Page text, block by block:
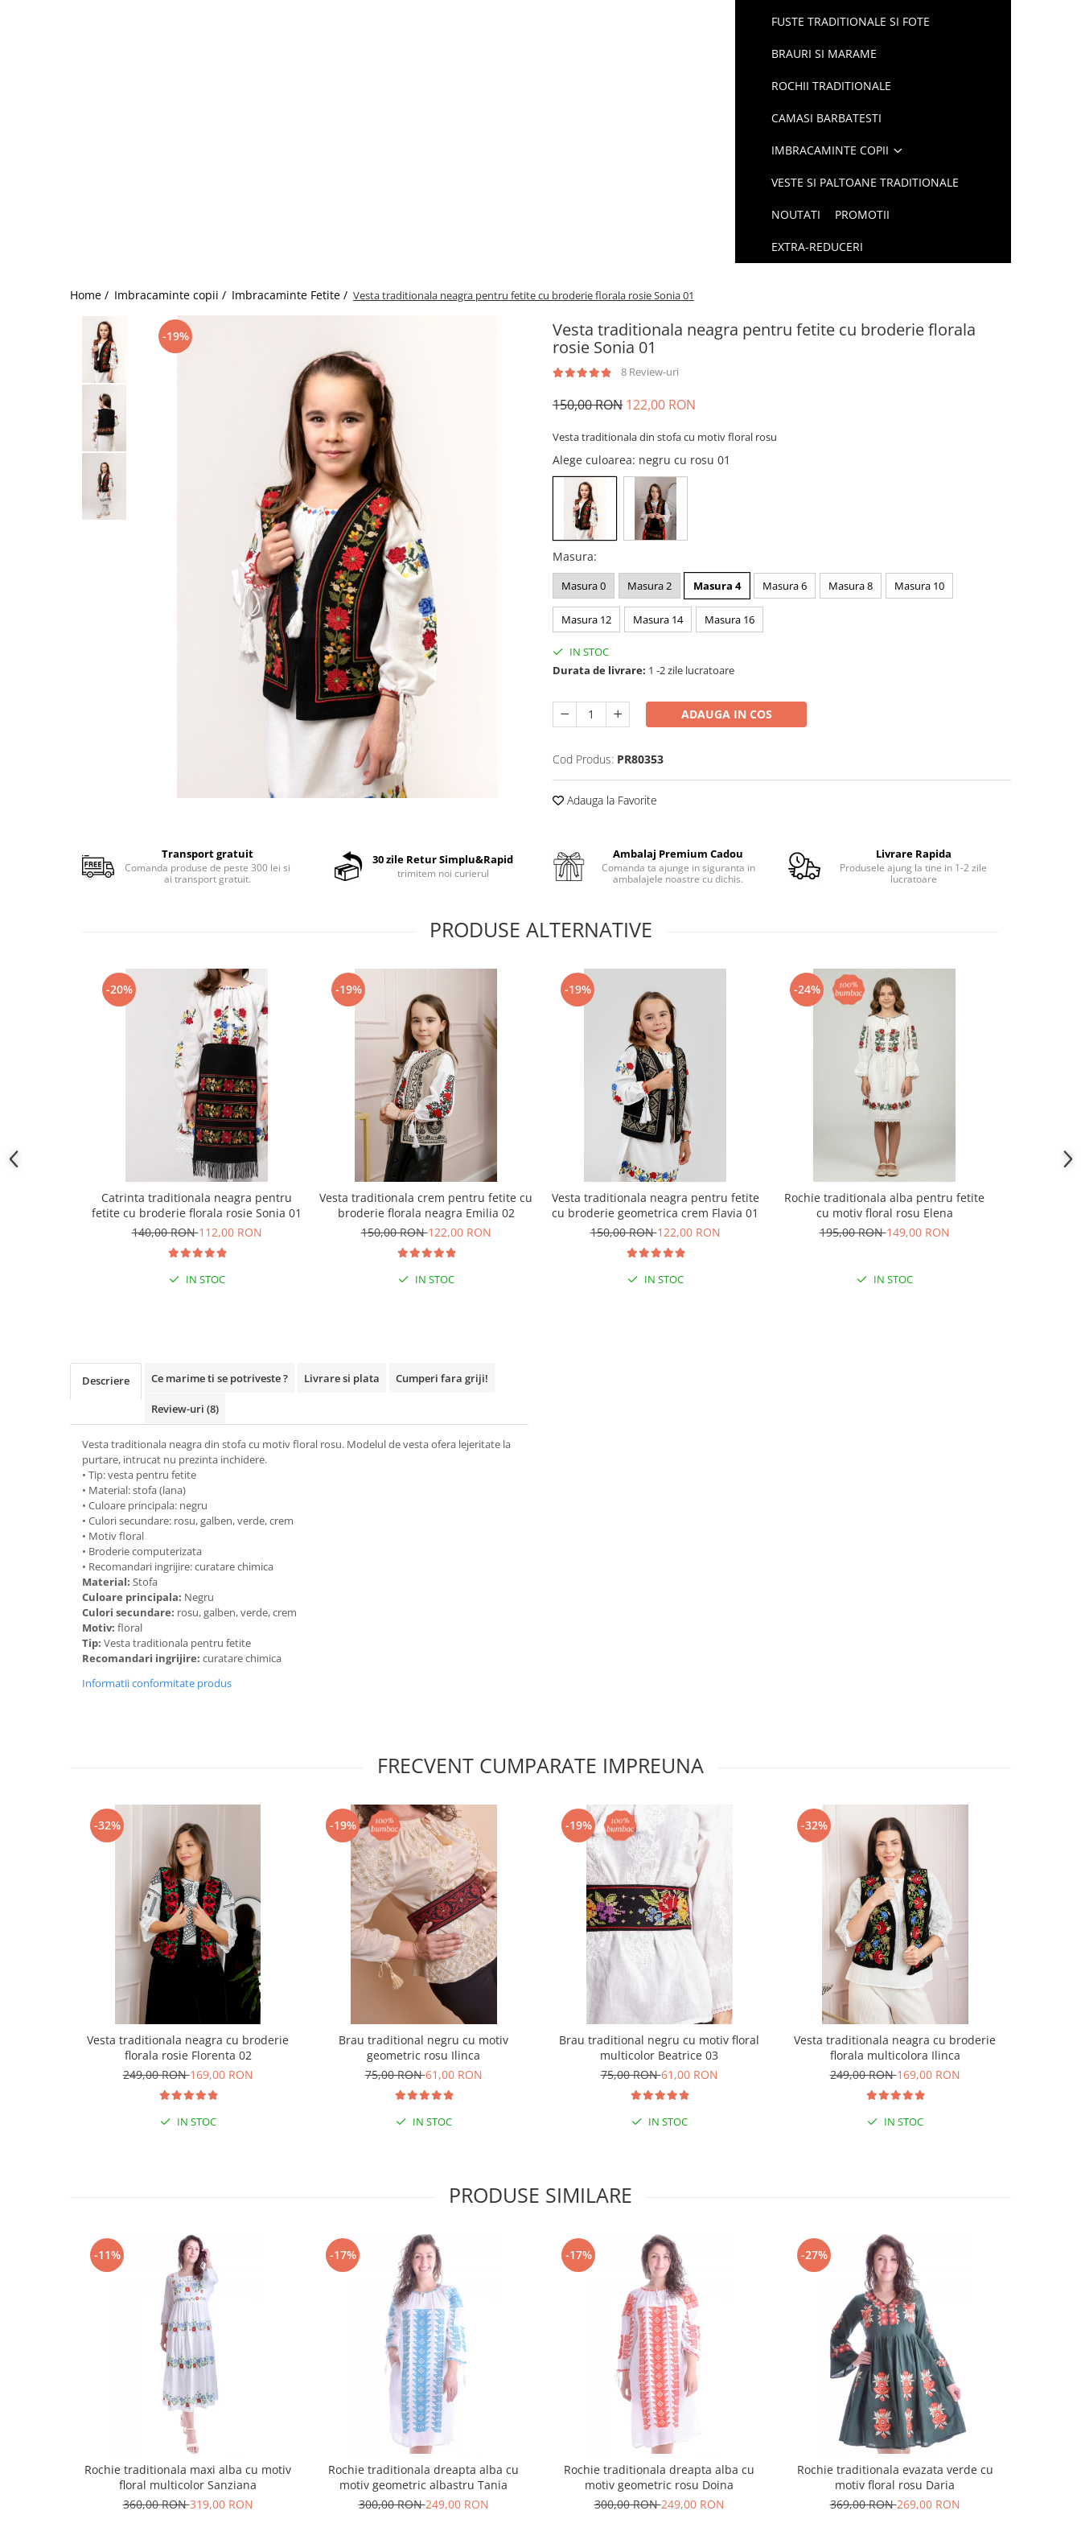
FUSTE TRADITIONALE SI FOTE
BRAURI SI MARAME
ROCHII TRADITIONALE
CAMASI BARBATESTI
IMBRACAMINTE COPII
VESTE SI PALTOANE TRADITIONALE
NOUTATI PROMOTII
EXTRA-REDUCERI
Home / Imbracaminte copii / Imbracaminte Fetite / Vesta traditionala neagra pentru fetite cu broderie florala rosie Sonia 01
Vesta traditionala neagra pentru fetite cu broderie florala
rosie Sonia 01
8 Review-uri
-19%
150,00 RON 122,00 RON
Vesta traditionala din stofa cu motiv floral rosu
Alege culoarea: negru cu rosu 01
Masura:
Masura 0 Masura 2 Masura 4 Masura 6 Masura 8 Masura 10
Masura 12 Masura 14 Masura 16
IN STOC
Durata de livrare: 1 -2 zile lucratoare
ADAUGA IN COS
Cod Produs: PR80353
Adauga la Favorite
Transport gratuit
Comanda produse de peste 300 lei si
ai transport gratuit.
30 zile Retur Simplu&Rapid
trimitem noi curierul
Ambalaj Premium Cadou
Comanda ta ajunge in siguranta in
ambalajele noastre cu dichis.
Livrare Rapida
Produsele ajung la tine in 1-2 zile
lucratoare
PRODUSE ALTERNATIVE
-20%
Catrinta traditionala neagra pentru
fetite cu broderie florala rosie Sonia 01
140,00 RON112,00 RON
IN STOC
-19%
Vesta traditionala crem pentru fetite cu
broderie florala neagra Emilia 02
150,00 RON122,00 RON
IN STOC
-19%
Vesta traditionala neagra pentru fetite
cu broderie geometrica crem Flavia 01
150,00 RON122,00 RON
IN STOC
-24%
Rochie traditionala alba pentru fetite
cu motiv floral rosu Elena
195,00 RON149,00 RON
IN STOC
Descriere Ce marime ti se potriveste ? Livrare si plata Cumperi fara griji!
Review-uri (8)
Vesta traditionala neagra din stofa cu motiv floral rosu. Modelul de vesta ofera lejeritate la
purtare, intrucat nu prezinta inchidere.
• Tip: vesta pentru fetite
• Material: stofa (lana)
• Culoare principala: negru
• Culori secundare: rosu, galben, verde, crem
• Motiv floral
• Broderie computerizata
• Recomandari ingrijire: curatare chimica
Material: Stofa
Culoare principala: Negru
Culori secundare: rosu, galben, verde, crem
Motiv: floral
Tip: Vesta traditionala pentru fetite
Recomandari ingrijire: curatare chimica
Informatii conformitate produs
FRECVENT CUMPARATE IMPREUNA
-32%
Vesta traditionala neagra cu broderie
florala rosie Florenta 02
249,00 RON169,00 RON
IN STOC
-19%
Brau traditional negru cu motiv
geometric rosu Ilinca
75,00 RON61,00 RON
IN STOC
-19%
Brau traditional negru cu motiv floral
multicolor Beatrice 03
75,00 RON61,00 RON
IN STOC
-32%
Vesta traditionala neagra cu broderie
florala multicolora Ilinca
249,00 RON169,00 RON
IN STOC
PRODUSE SIMILARE
-11%
Rochie traditionala maxi alba cu motiv
floral multicolor Sanziana
360,00 RON319,00 RON
-17%
Rochie traditionala dreapta alba cu
motiv geometric albastru Tania
300,00 RON249,00 RON
-17%
Rochie traditionala dreapta alba cu
motiv geometric rosu Doina
300,00 RON249,00 RON
-27%
Rochie traditionala evazata verde cu
motiv floral rosu Daria
369,00 RON269,00 RON